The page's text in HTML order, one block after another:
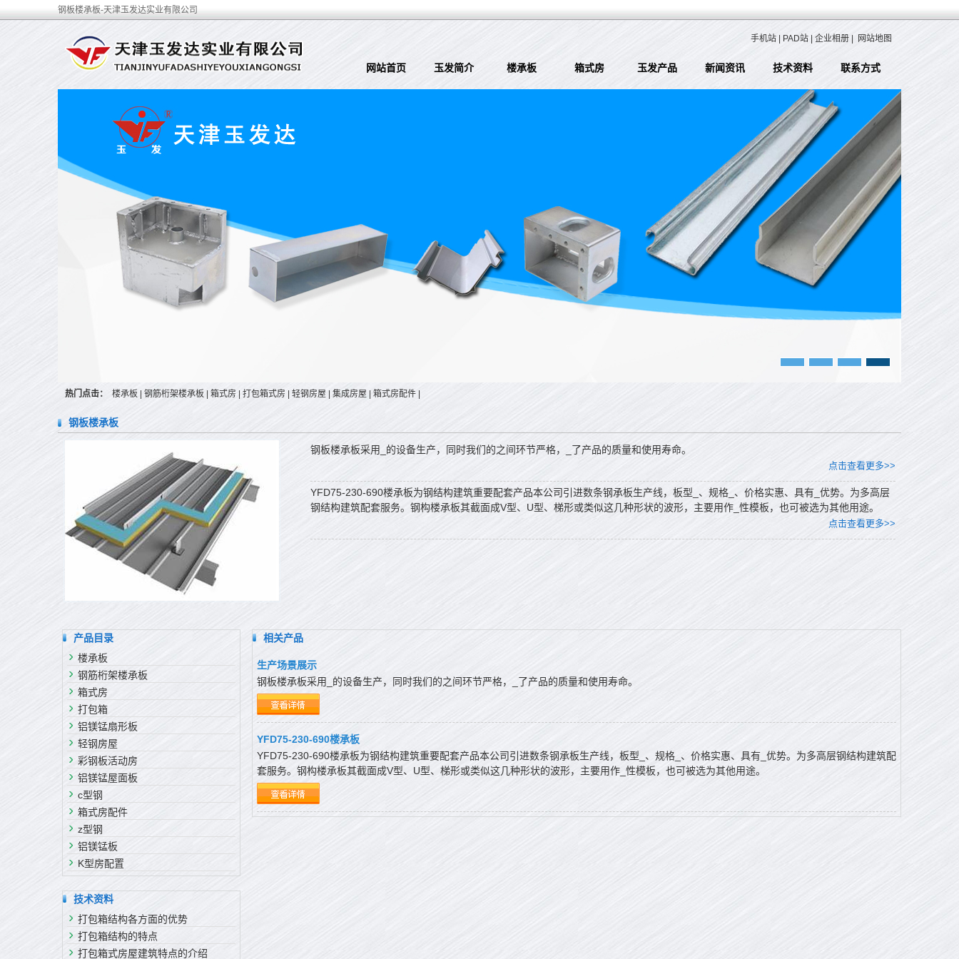
钢板楼承板-天津玉发达实业有限公司
手机站 PAD站 企业相册 网站地图
网站首页 玉发简介 楼承板 箱式房 玉发产品 新闻资讯 技术资料 联系方式
热门点击： 楼承板 钢筋桁架楼承板 箱式房 打包箱式房 轻钢房屋 集成房屋 箱式房配件
钢板楼承板
钢板楼承板采用_的设备生产，同时我们的之间环节严格，_了产品的质量和使用寿命。
点击查看更多>>
YFD75-230-690楼承板为钢结构建筑重要配套产品本公司引进数条钢承板生产线，板型_、规格_、价格实惠、具有_优势。为多高层
钢结构建筑配套服务。钢构楼承板其截面成V型、U型、梯形或类似这几种形状的波形，主要用作_性模板，也可被选为其他用途。
点击查看更多>>
相关产品
生产场景展示
钢板楼承板采用_的设备生产，同时我们的之间环节严格，_了产品的质量和使用寿命。
YFD75-230-690楼承板
YFD75-230-690楼承板为钢结构建筑重要配套产品本公司引进数条钢承板生产线，板型_、规格_、价格实惠、具有_优势。为多高层钢结构建筑配
套服务。钢构楼承板其截面成V型、U型、梯形或类似这几种形状的波形，主要用作_性模板，也可被选为其他用途。
产品目录
楼承板
钢筋桁架楼承板
箱式房
打包箱
铝镁锰扇形板
轻钢房屋
彩钢板活动房
铝镁锰屋面板
c型钢
箱式房配件
z型钢
铝镁锰板
K型房配置
技术资料
打包箱结构各方面的优势
打包箱结构的特点
打包箱式房屋建筑特点的介绍